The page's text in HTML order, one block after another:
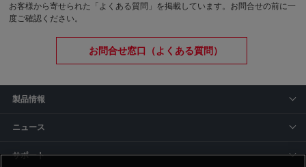
お客様から寄せられた「よくある質問」を掲載しています。お問合せの前に一
度ご確認ください。
お問合せ窓口（よくある質問）
製品情報
ニュース
サポート